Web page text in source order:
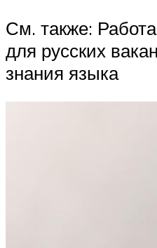
См. также:
для русских
знания языка